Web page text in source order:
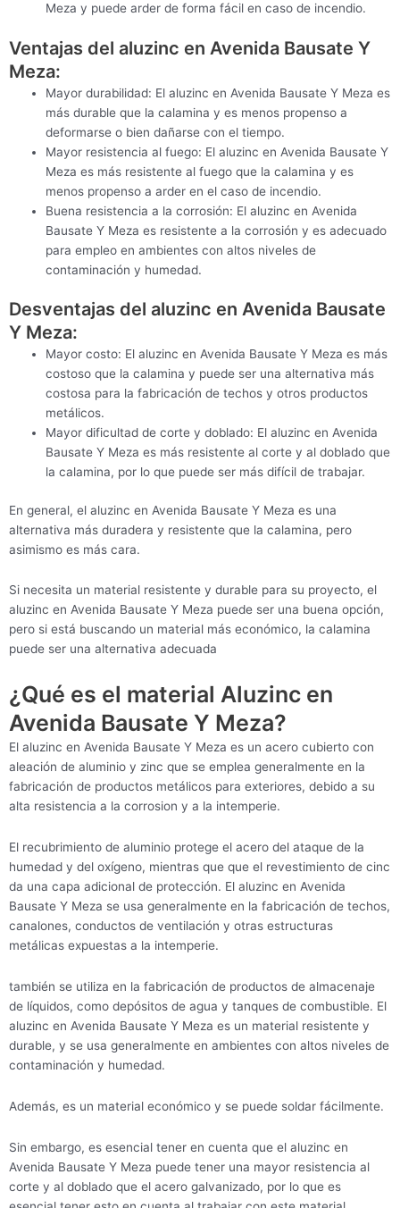
Meza y puede arder de forma fácil en caso de incendio.
Ventajas del aluzinc en Avenida Bausate Y
Meza:
Mayor durabilidad: El aluzinc en Avenida Bausate Y Meza es
más durable que la calamina y es menos propenso a
deformarse o bien dañarse con el tiempo.
Mayor resistencia al fuego: El aluzinc en Avenida Bausate Y
Meza es más resistente al fuego que la calamina y es
menos propenso a arder en el caso de incendio.
Buena resistencia a la corrosión: El aluzinc en Avenida
Bausate Y Meza es resistente a la corrosión y es adecuado
para empleo en ambientes con altos niveles de
contaminación y humedad.
Desventajas del aluzinc en Avenida Bausate
Y Meza:
Mayor costo: El aluzinc en Avenida Bausate Y Meza es más
costoso que la calamina y puede ser una alternativa más
costosa para la fabricación de techos y otros productos
metálicos.
Mayor dificultad de corte y doblado: El aluzinc en Avenida
Bausate Y Meza es más resistente al corte y al doblado que
la calamina, por lo que puede ser más difícil de trabajar.
En general, el aluzinc en Avenida Bausate Y Meza es una
alternativa más duradera y resistente que la calamina, pero
asimismo es más cara.
Si necesita un material resistente y durable para su proyecto, el
aluzinc en Avenida Bausate Y Meza puede ser una buena opción,
pero si está buscando un material más económico, la calamina
puede ser una alternativa adecuada
¿Qué es el material Aluzinc en
Avenida Bausate Y Meza?
El aluzinc en Avenida Bausate Y Meza es un acero cubierto con
aleación de aluminio y zinc que se emplea generalmente en la
fabricación de productos metálicos para exteriores, debido a su
alta resistencia a la corrosion y a la intemperie.
El recubrimiento de aluminio protege el acero del ataque de la
humedad y del oxígeno, mientras que que el revestimiento de cinc
da una capa adicional de protección. El aluzinc en Avenida
Bausate Y Meza se usa generalmente en la fabricación de techos,
canalones, conductos de ventilación y otras estructuras
metálicas expuestas a la intemperie.
también se utiliza en la fabricación de productos de almacenaje
de líquidos, como depósitos de agua y tanques de combustible. El
aluzinc en Avenida Bausate Y Meza es un material resistente y
durable, y se usa generalmente en ambientes con altos niveles de
contaminación y humedad.
Además, es un material económico y se puede soldar fácilmente.
Sin embargo, es esencial tener en cuenta que el aluzinc en
Avenida Bausate Y Meza puede tener una mayor resistencia al
corte y al doblado que el acero galvanizado, por lo que es